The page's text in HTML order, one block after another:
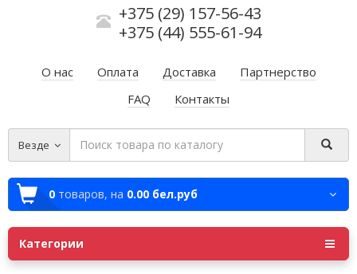
+375 (29) 157-56-43
+375 (44) 555-61-94
О нас Оплата Доставка
Партнерство
FAQ
Контакты
Везде
0 товаров, на 0.00 бел.руб
Категории